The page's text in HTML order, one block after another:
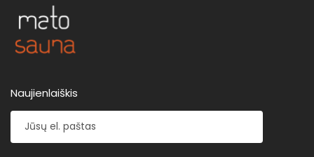
Naujienlaiškis